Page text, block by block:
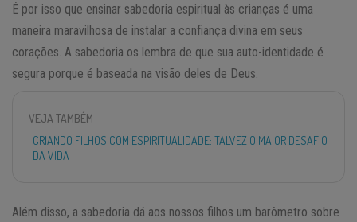
É por isso que ensinar sabedoria espiritual às crianças é uma
maneira maravilhosa de instalar a confiança divina em seus
corações. A sabedoria os lembra de que sua auto-identidade é
segura porque é baseada na visão deles de Deus.
VEJA TAMBÉM
CRIANDO FILHOS COM ESPIRITUALIDADE: TALVEZ O MAIOR DESAFIO
DA VIDA
Além disso, a sabedoria dá aos nossos filhos um barômetro sobre